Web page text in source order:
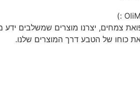
צמחים, יצרנו מוצרים שמשלבים
כוחו של הטבע דרך המוצרים שלנו.